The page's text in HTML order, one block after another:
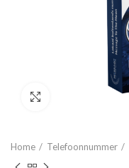
Home Telefoonnummer